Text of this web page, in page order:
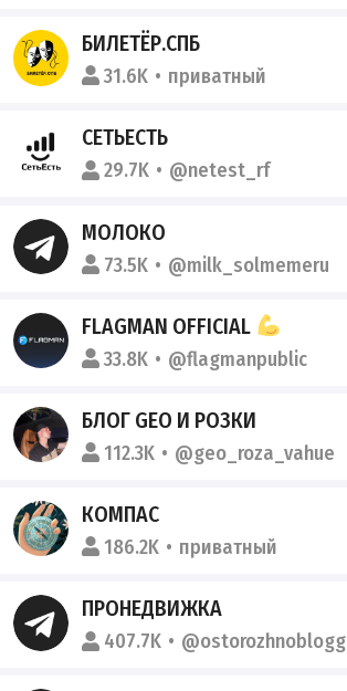
БИЛЕТЁР.СПБ
31.6K приватный
СЕТЬЕСТЬ
29.7K @netest_rf
МОЛОКО
73.5K @milk_solmemeru
FLAGMAN OFFICIAL
33.8K @flagmanpublic
БЛОГ GEO И РОЗКИ
112.3K @geo_roza_vahue
КОМПАС
186.2K приватный
ПРОНЕДВИЖКА
407.7K